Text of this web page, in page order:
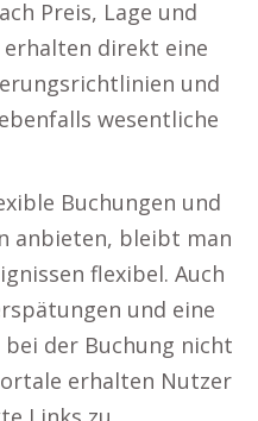
Preis, Lage und
direkt eine
und
wesentliche
Buchungen und
anbieten, bleibt man
flexibel. Auch
und eine
der Buchung nicht
erhalten Nutzer